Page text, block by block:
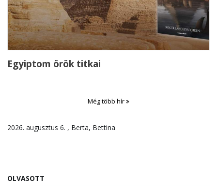
Egyiptom örök titkai
Még több hír
2026. augusztus 6. , Berta, Bettina
OLVASOTT